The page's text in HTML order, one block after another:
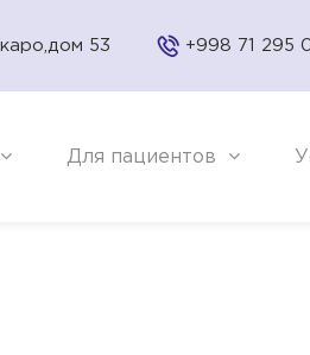
53 +998 71 295
Для пациентов